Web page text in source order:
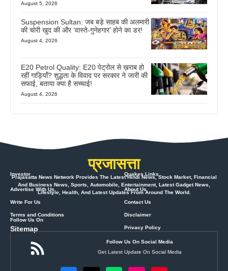
August 5, 2026
Suspension Sultan: जब बड़े साहब की अलमारी
की चोरी खुद की और ‘वास्ते-गुनेहगार’ होने का डर!
August 4, 2026
E20 Petrol Quality: E20 पेट्रोल से ख़राब हो
रहीं गाड़ियाँ? शुद्धता के विवाद पर सरकार ने जारी की
सफाई, बताया क्या है सच्चाई!
August 4, 2026
प्रजासत्ता
Prajasatta News Network Provides The Latest Hindi News, Stock Market, Financial
And Business News, Sports, Automobile, Entertainment, Latest Gadget News,
Lifestyle, Health, And Latest Updates From Around The World.
Investor
Advertise With Us
Write For Us
Terms and Conditions
Sitemap
Quakes Links
About Us
Contact Us
Disclaimer
Privacy Policy
Follow Us On
Follow Us On Social Media
Get Latest Update On Social Media